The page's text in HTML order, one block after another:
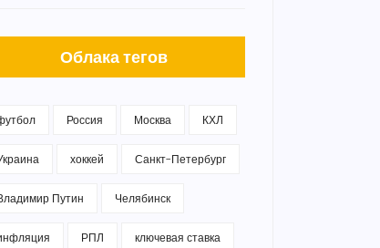
Облака тегов
Россия Москва КХЛ
хоккей Санкт-Петербург
Путин Челябинск
РПЛ ключевая ставка